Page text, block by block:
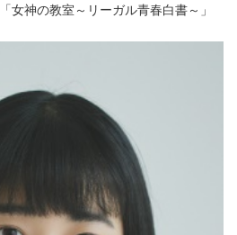
女神の教室～リーガル青春白書～」